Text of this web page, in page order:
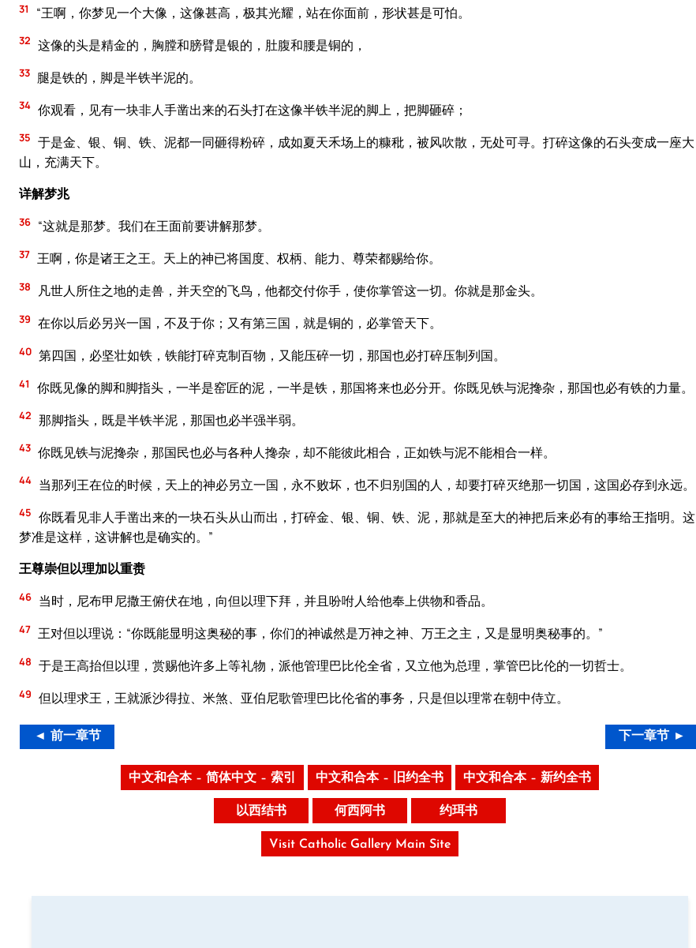
31 “王啊，你梦见一个大像，这像甚高，极其光耀，站在你面前，形状甚是可怕。
32 这像的头是精金的，胸膛和膀臂是银的，肚腹和腰是铜的，
33 腿是铁的，脚是半铁半泥的。
34 你观看，见有一块非人手凿出来的石头打在这像半铁半泥的脚上，把脚砸碎；
35 于是金、银、铜、铁、泥都一同砸得粉碎，成如夏天禾场上的糠秕，被风吹散，无处可寻。打碎这像的石头变成一座大
山，充满天下。
详解梦兆
36 “这就是那梦。我们在王面前要讲解那梦。
37 王啊，你是诸王之王。天上的神已将国度、权柄、能力、尊荣都赐给你。
38 凡世人所住之地的走兽，并天空的飞鸟，他都交付你手，使你掌管这一切。你就是那金头。
39 在你以后必另兴一国，不及于你；又有第三国，就是铜的，必掌管天下。
40 第四国，必坚壮如铁，铁能打碎克制百物，又能压碎一切，那国也必打碎压制列国。
41 你既见像的脚和脚指头，一半是窑匠的泥，一半是铁，那国将来也必分开。你既见铁与泥搀杂，那国也必有铁的力量。
42 那脚指头，既是半铁半泥，那国也必半强半弱。
43 你既见铁与泥搀杂，那国民也必与各种人搀杂，却不能彼此相合，正如铁与泥不能相合一样。
44 当那列王在位的时候，天上的神必另立一国，永不败坏，也不归别国的人，却要打碎灭绝那一切国，这国必存到永远。
45 你既看见非人手凿出来的一块石头从山而出，打碎金、银、铜、铁、泥，那就是至大的神把后来必有的事给王指明。这
梦准是这样，这讲解也是确实的。”
王尊崇但以理加以重赉
46 当时，尼布甲尼撒王俯伏在地，向但以理下拜，并且吩咐人给他奉上供物和香品。
47 王对但以理说：“你既能显明这奥秘的事，你们的神诚然是万神之神、万王之主，又是显明奥秘事的。”
48 于是王高抬但以理，赏赐他许多上等礼物，派他管理巴比伦全省，又立他为总理，掌管巴比伦的一切哲士。
49 但以理求王，王就派沙得拉、米煞、亚伯尼歌管理巴比伦省的事务，只是但以理常在朝中侍立。
◄ 前一章节 下一章节 ►
中文和合本 – 简体中文 – 索引 中文和合本 – 旧约全书 中文和合本 – 新约全书
以西结书 何西阿书 约珥书
Visit Catholic Gallery Main Site